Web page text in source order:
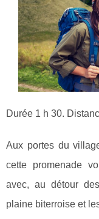
Durée 1 h 30.
Aux portes du
cette promenade
avec, au détour
plaine biterroise et